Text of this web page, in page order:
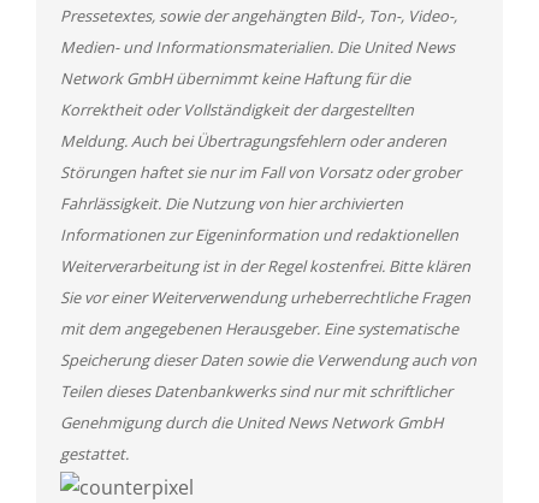
Pressetextes, sowie der angehängten Bild-, Ton-, Video-,
Medien- und Informationsmaterialien. Die United News
Network GmbH übernimmt keine Haftung für die
Korrektheit oder Vollständigkeit der dargestellten
Meldung. Auch bei Übertragungsfehlern oder anderen
Störungen haftet sie nur im Fall von Vorsatz oder grober
Fahrlässigkeit. Die Nutzung von hier archivierten
Informationen zur Eigeninformation und redaktionellen
Weiterverarbeitung ist in der Regel kostenfrei. Bitte klären
Sie vor einer Weiterverwendung urheberrechtliche Fragen
mit dem angegebenen Herausgeber. Eine systematische
Speicherung dieser Daten sowie die Verwendung auch von
Teilen dieses Datenbankwerks sind nur mit schriftlicher
Genehmigung durch die United News Network GmbH
gestattet.